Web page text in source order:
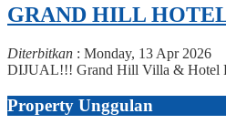
GRAND HILL
Diterbitkan : Monday, 13 Apr 2026
DIJUAL!!! Grand Hill Villa & Hotel
Property Unggulan